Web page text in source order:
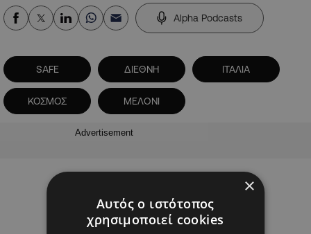
Alpha Podcasts
SAFE ΔΙΕΘΝΗ ΙΤΑΛΙΑ
ΚΟΣΜΟΣ ΜΕΛΟΝΙ
Advertisement
×
Αυτός ο ιστότοπος
χρησιμοποιεί cookies